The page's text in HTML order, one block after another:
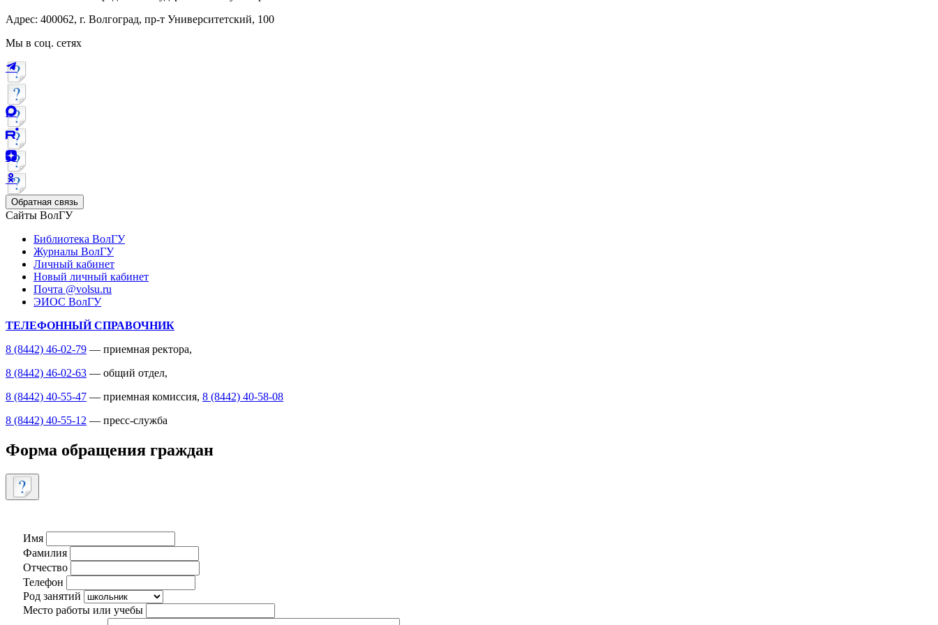
Адрес: 400062, г. Волгоград, пр-т Университетский, 100
Мы в соц. сетях
Обратная связь
Сайты ВолГУ
Библиотека ВолГУ
Журналы ВолГУ
Личный кабинет
Новый личный кабинет
Почта @volsu.ru
ЭИОС ВолГУ
ТЕЛЕФОННЫЙ СПРАВОЧНИК
8 (8442) 46-02-79 — приемная ректора,
8 (8442) 46-02-63 — общий отдел,
8 (8442) 40-55-47 — приемная комиссия, 8 (8442) 40-58-08
8 (8442) 40-55-12 — пресс-служба
Форма обращения граждан
Имя
Фамилия
Отчество
Телефон
Род занятий
Место работы или учебы